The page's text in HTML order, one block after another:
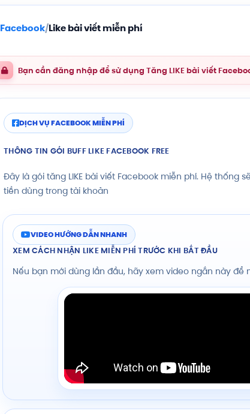
Facebook/Like bài viết miễn phí
Bạn cần đăng nhập để sử dụng Tăng LIKE bài viết
DỊCH VỤ FACEBOOK MIỄN PHÍ
THÔNG TIN GÓI BUFF LIKE FACEBOOK FREE
Đây là gói tăng LIKE bài viết Facebook miễn phí. Hệ thống
tiền dùng trong tài khoản
VIDEO HƯỚNG DẪN NHANH
XEM CÁCH NHẬN LIKE MIỄN PHÍ TRƯỚC KHI BẮT ĐẦU
Nếu bạn mới dùng lần đầu, hãy xem video ngắn này để